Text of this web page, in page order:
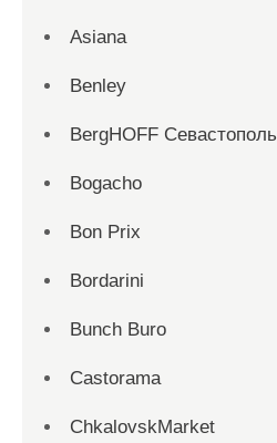
Asiana
Benley
BergHOFF Севастополь
Bogacho
Bon Prix
Bordarini
Bunch Buro
Castorama
ChkalovskMarket